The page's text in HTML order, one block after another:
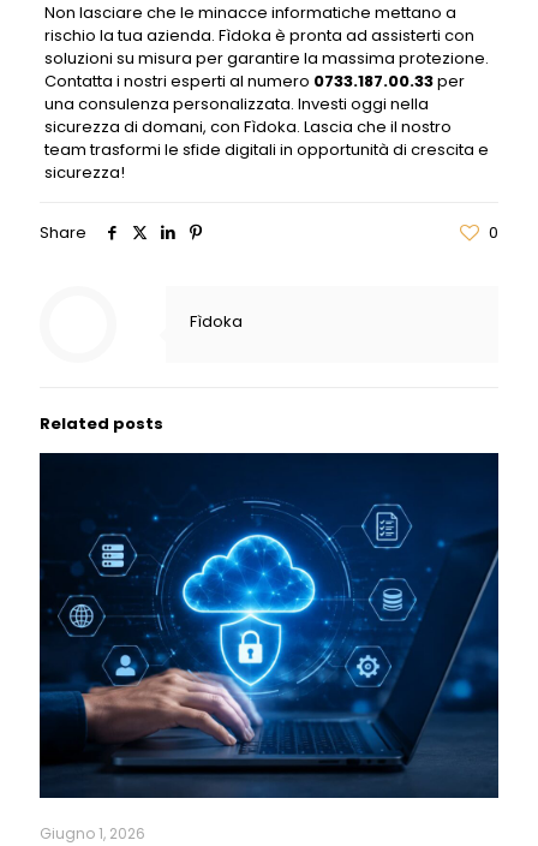
Non lasciare che le minacce informatiche mettano a
rischio la tua azienda. Fìdoka è pronta ad assisterti con
soluzioni su misura per garantire la massima protezione.
Contatta i nostri esperti al numero 0733.187.00.33per
una consulenza personalizzata. Investi oggi nella
sicurezza di domani, con Fìdoka. Lascia che il nostro
team trasformi le sfide digitali in opportunità di crescita e
sicurezza!
Share 0
Fìdoka
Related posts
Giugno 1, 2026